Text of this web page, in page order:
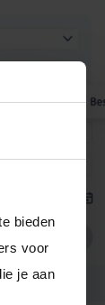
bieden
voor
je aan